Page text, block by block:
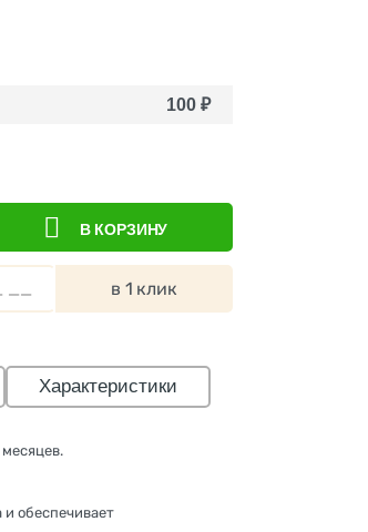
100 ₽
В КОРЗИНУ
в 1 клик
Характеристики
обеспечивает